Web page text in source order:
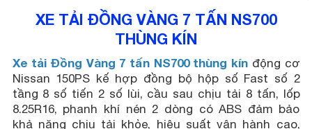
XE TẢI ĐỒNG VÀNG 7 TẤN NS700
THÙNG KÍN
Xe tải Đồng Vàng 7 tấn NS700 thùng kín động cơ
Nissan 150PS kế hợp đồng bộ hộp số Fast số 2
tầng 8 số tiến 2 số lùi, cầu sau chịu tải 8 tấn, lốp
8.25R16, phanh khí nén 2 dòng có ABS đảm bảo
khả năng chịu tải khỏe, hiệu suất vận hành cao,